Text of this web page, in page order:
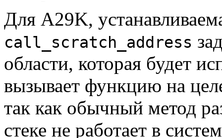
Для A29K,
call_scratch_address
области, которая будет
вызывает функцию на
так как обычный метод
стеке не работает в